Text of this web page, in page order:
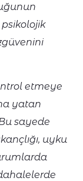
psikolojik
etmeye
yatan
sayede
uyku